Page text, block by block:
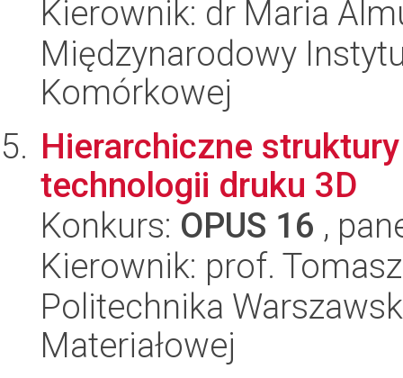
Kierownik: dr Maria
Międzynarodowy
Komórkowej
Hierarchiczne
technologii druku 3D
Konkurs: OPUS 16 ,
Kierownik: prof.
Politechnika
Materiałowej